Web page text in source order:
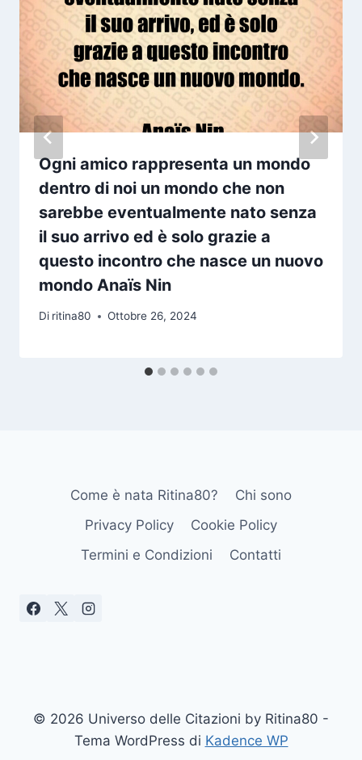
Ogni amico rappresenta un mondo
dentro di noi un mondo che non
sarebbe eventualmente nato senza
il suo arrivo ed è solo grazie a
questo incontro che nasce un nuovo
mondo Anaïs Nin
Di ritina80 Ottobre 26, 2024
Come è nata Ritina80?
Chi sono
Privacy Policy
Cookie Policy
Termini e Condizioni
Contatti
© 2026 Universo delle Citazioni by Ritina80 -
Tema WordPress di Kadence WP